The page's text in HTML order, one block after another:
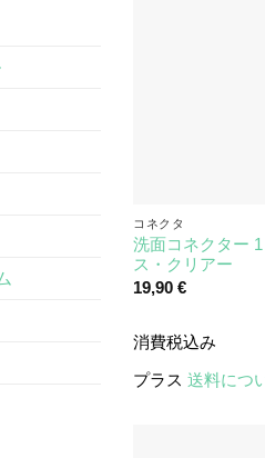
コネクタ
洗面コネクター
ス・クリアー
19,90€
消費税込み
プラス送料につ